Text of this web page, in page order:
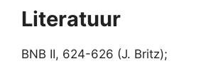
Literatuur
BNB II, 624-626 (J. Britz);